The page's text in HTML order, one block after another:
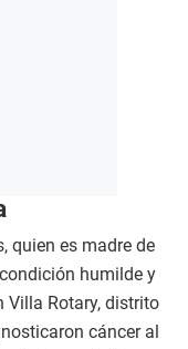
quien es madre de
humilde y
Villa Rotary, distrito
cáncer al